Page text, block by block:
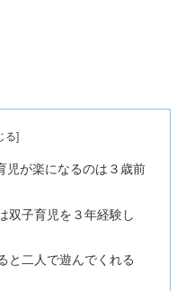
児が楽になるのは３歳前
双子育児を３年経験し
と二人で遊んでくれる